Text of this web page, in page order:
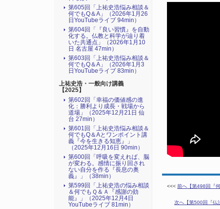
<<< 前へ【第498回『
次へ【第500回『仏
第605回「上祐史浩悩み相談＆
何でもQ＆A」（2026年1月26
日YouTubeライブ 94min）
第604回「『良い習慣』を自動
化する。仏教と科学が辿り着
いた共通点」（2026年1月10
日 名古屋 47min）
第603回「上祐史浩悩み相談＆
何でもQ＆A」（2026年1月3
日YouTubeライブ 83min）
上祐史浩・一般向け講義
【2025】
第602回「幸福の価値感の進
化：勝利より成長・戦場から
道場」（2025年12月21日 仙
台 27min）
第601回「上祐史浩悩み相談＆
何でもQ＆Aとワンポイント講
義『今を生きる知恵』」
（2025年12月16日 90min）
第600回「呼吸を変えれば、脳
が変わる。感情に振り回され
ない自分を作る『長息の奥
義』」（38min）
第599回「上祐史浩の悩み相談
＆何でもＱ＆Ａ『感謝の効
能』」（2025年12月4日
YouTubeライブ 81min）